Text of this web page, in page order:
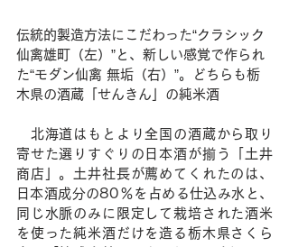
伝統的製造方法にこだわった“クラシック
仙禽雄町（左）”と、新しい感覚で作られ
た“モダン仙禽 無垢（右）”。どちらも栃
木県の酒蔵「せんきん」の純米酒
北海道はもとより全国の酒蔵から取り
寄せた選りすぐりの日本酒が揃う「土井
商店」。土井社長が薦めてくれたのは、
日本酒成分の80％を占める仕込み水と、
同じ水脈のみに限定して栽培された酒米
を使った純米酒だけを造る栃木県さくら